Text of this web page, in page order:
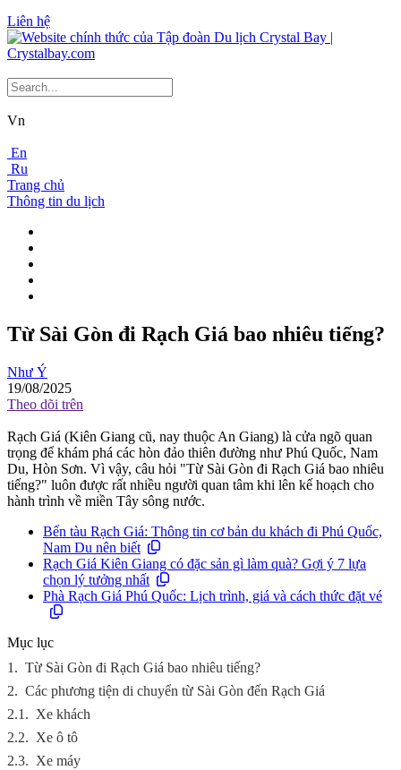
Liên hệ
Vn
En
Ru
Trang chủ
Thông tin du lịch
Từ Sài Gòn đi Rạch Giá bao nhiêu tiếng?
Như Ý
19/08/2025
Theo dõi trên
Rạch Giá (Kiên Giang cũ, nay thuộc An Giang) là cửa ngõ quan
trọng để khám phá các hòn đảo thiên đường như Phú Quốc, Nam
Du, Hòn Sơn. Vì vậy, câu hỏi "Từ Sài Gòn đi Rạch Giá bao nhiêu
tiếng?" luôn được rất nhiều người quan tâm khi lên kế hoạch cho
hành trình về miền Tây sông nước.
Bến tàu Rạch Giá: Thông tin cơ bản du khách đi Phú Quốc,
Nam Du nên biết
Rạch Giá Kiên Giang có đặc sản gì làm quà? Gợi ý 7 lựa
chọn lý tưởng nhất
Phà Rạch Giá Phú Quốc: Lịch trình, giá và cách thức đặt vé
Mục lục
1. Từ Sài Gòn đi Rạch Giá bao nhiêu tiếng?
2. Các phương tiện di chuyển từ Sài Gòn đến Rạch Giá
2.1. Xe khách
2.2. Xe ô tô
2.3. Xe máy